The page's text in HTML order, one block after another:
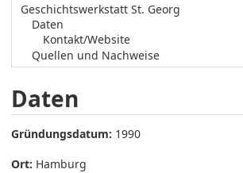
Geschichtswerkstatt St. Georg
Daten
Kontakt/Website
Quellen und Nachweise
Daten
Gründungsdatum: 1990
Ort: Hamburg